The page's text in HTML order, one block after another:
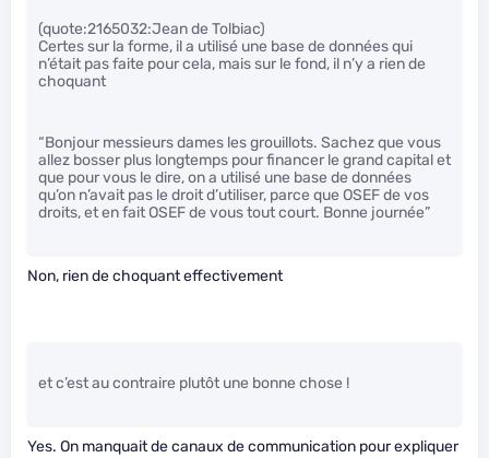
(quote:2165032:Jean de Tolbiac)
Certes sur la forme, il a utilisé une base de données qui
n’était pas faite pour cela, mais sur le fond, il n’y a rien de
choquant
“Bonjour messieurs dames les grouillots. Sachez que vous
allez bosser plus longtemps pour financer le grand capital et
que pour vous le dire, on a utilisé une base de données
qu’on n’avait pas le droit d’utiliser, parce que OSEF de vos
droits, et en fait OSEF de vous tout court. Bonne journée”
Non, rien de choquant effectivement
et c’est au contraire plutôt une bonne chose !
Yes. On manquait de canaux de communication pour expliquer